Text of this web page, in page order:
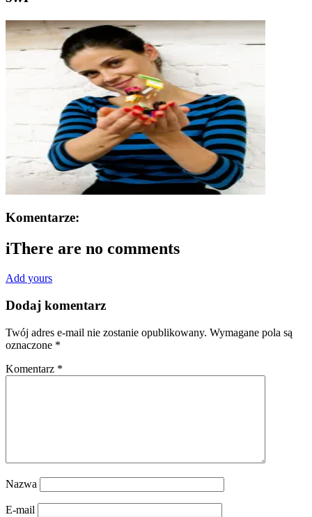
Komentarze:
iThere are no comments
Add yours
Dodaj komentarz
Twój adres e-mail nie zostanie opublikowany. Wymagane pola są
oznaczone *
Komentarz *
Nazwa
E-mail